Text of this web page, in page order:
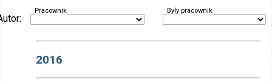
Pracownik Były pracownik
2016